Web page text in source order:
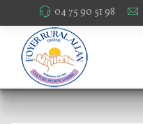
04 75 90 51 98